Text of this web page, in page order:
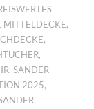
MITTELDECKE,
,
,
,SANDER
2025,